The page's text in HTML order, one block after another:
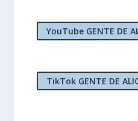
YouTube GENTE DE
TikTok GENTE DE